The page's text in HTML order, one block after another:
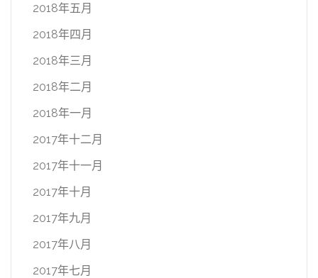
2018年五月
2018年四月
2018年三月
2018年二月
2018年一月
2017年十二月
2017年十一月
2017年十月
2017年九月
2017年八月
2017年七月